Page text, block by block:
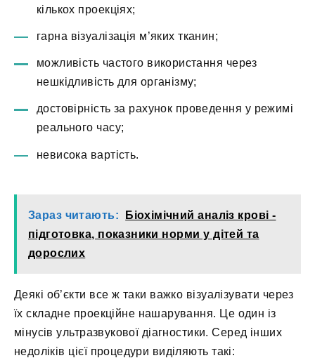
кількох проекціях;
гарна візуалізація м’яких тканин;
можливість частого використання через
нешкідливість для організму;
достовірність за рахунок проведення у режимі
реального часу;
невисока вартість.
Зараз читають:
Біохімічний аналіз крові -
підготовка, показники норми у дітей та
дорослих
Деякі об’єкти все ж таки важко візуалізувати через
їх складне проекційне нашарування. Це один із
мінусів ультразвукової діагностики. Серед інших
недоліків цієї процедури виділяють такі: